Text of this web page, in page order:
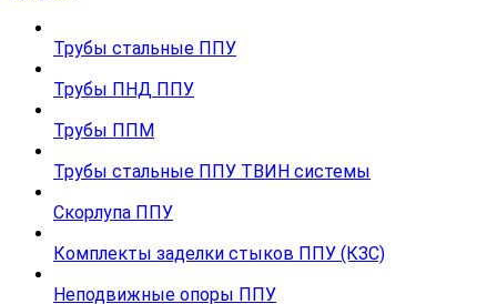
Трубы стальные ППУ
Трубы ПНД ППУ
Трубы ППМ
Трубы стальные ППУ ТВИН системы
Скорлупа ППУ
Комплекты заделки стыков ППУ (КЗС)
Неподвижные опоры ППУ